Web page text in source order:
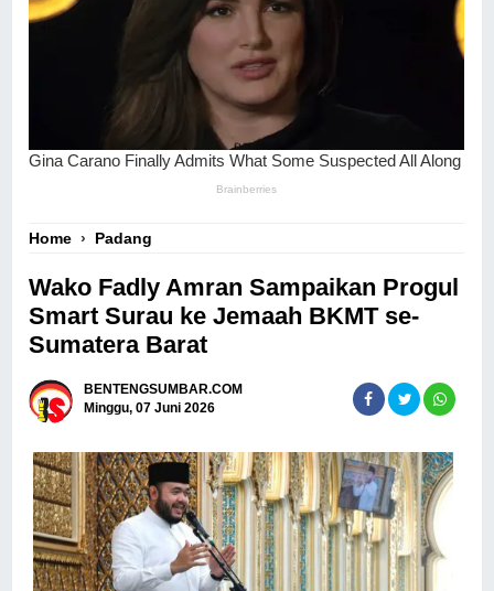
Home › Padang
Wako Fadly Amran Sampaikan Progul
Smart Surau ke Jemaah BKMT se-
Sumatera Barat
BENTENGSUMBAR.COM
Minggu, 07 Juni 2026